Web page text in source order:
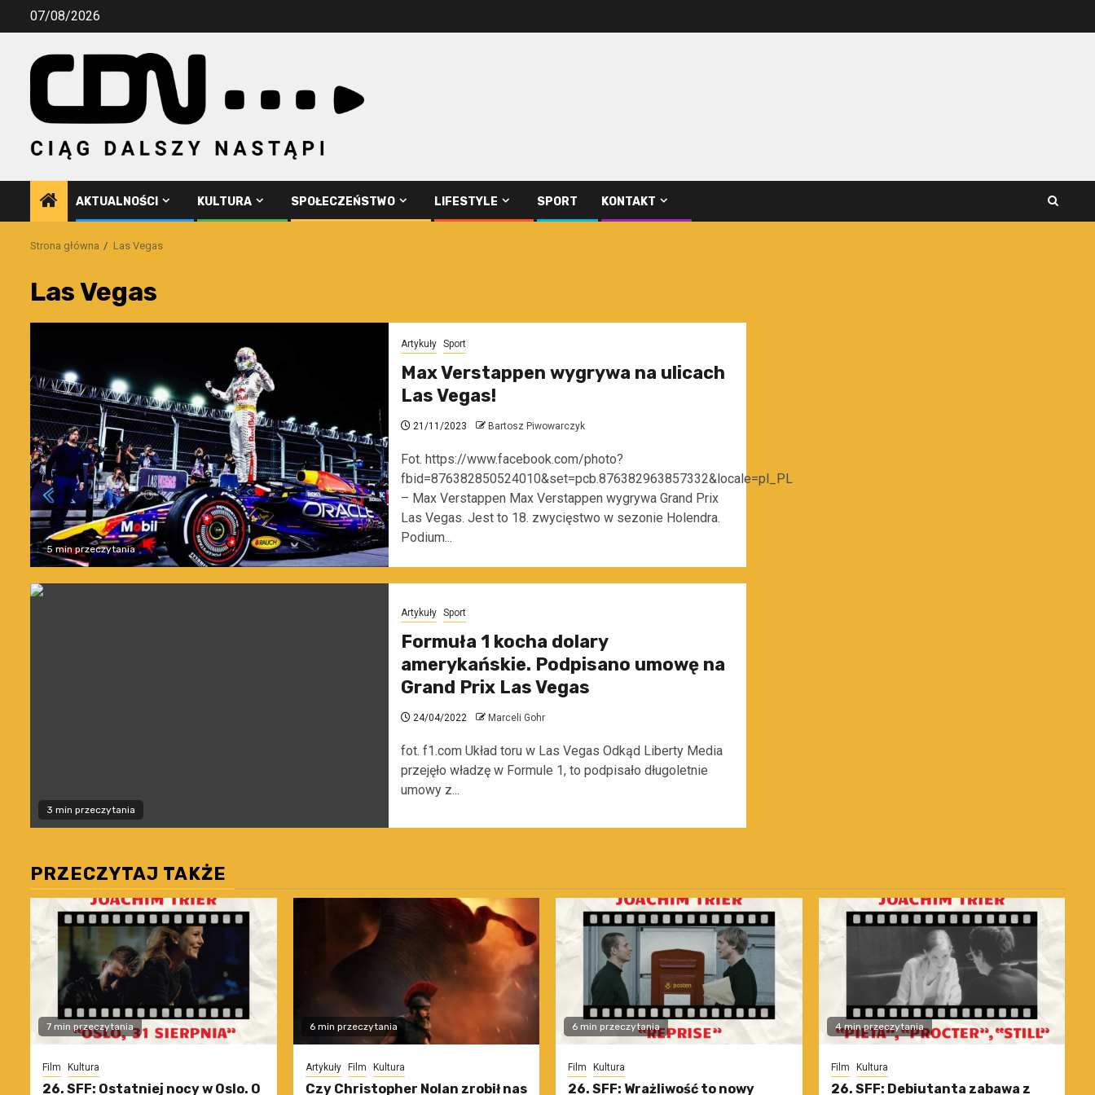
Przejdź07/08/2026
AKTUALNOŚCI KULTURA SPOŁECZEŃSTWO LIFESTYLE SPORT KONTAKT
Strona główna Las Vegas
Las Vegas
5 min przeczytania
Artykuły Sport
Max Verstappen wygrywa na ulicach
Las Vegas!
21/11/2023 Bartosz Piwowarczyk
Fot. https://www.facebook.com/photo?
fbid=876382850524010&set=pcb.876382963857332&locale=pl_PL
– Max Verstappen Max Verstappen wygrywa Grand Prix
Las Vegas. Jest to 18. zwycięstwo w sezonie Holendra.
Podium...
3 min przeczytania
Artykuły Sport
Formuła 1 kocha dolary
amerykańskie. Podpisano umowę na
Grand Prix Las Vegas
24/04/2022 Marceli Gohr
fot. f1.com Układ toru w Las Vegas Odkąd Liberty Media
przejęło władzę w Formule 1, to podpisało długoletnie
umowy z...
PRZECZYTAJ TAKŻE
7 min przeczytania
Film Kultura
26. SFF: Ostatniej nocy w Oslo. O
6 min przeczytania
Artykuły Film Kultura
Czy Christopher Nolan zrobił nas
6 min przeczytania
Film Kultura
26. SFF: Wrażliwość to nowy
4 min przeczytania
Film Kultura
26. SFF: Debiutanta zabawa z